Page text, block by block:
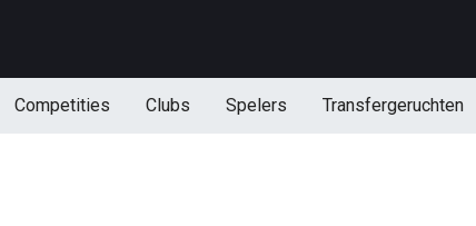
Competities Clubs Spelers Transfergeruchten